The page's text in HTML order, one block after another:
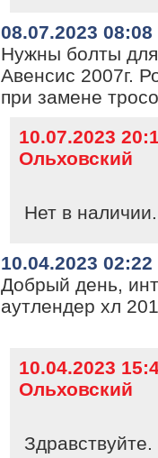
08.07.2023 08:08
Нужны болты
Авенсис 2007г.
при замене
10.07.2023
Ольховский
Нет в наличии.
10.04.2023 02:22
Добрый день,
аутлендер хл
10.04.2023
Ольховский